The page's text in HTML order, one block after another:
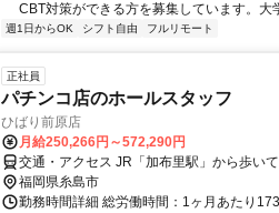
CBT対策ができる方を募集しています。大
週1日からOK シフト自由 フルリモート
正社員
パチンコ店のホールスタッフ
ひばり前原店
月給250,266円～572,290円
交通・アクセス JR「加布里駅」から歩い
福岡県糸島市
勤務時間詳細 総労働時間：1ヶ月あたり